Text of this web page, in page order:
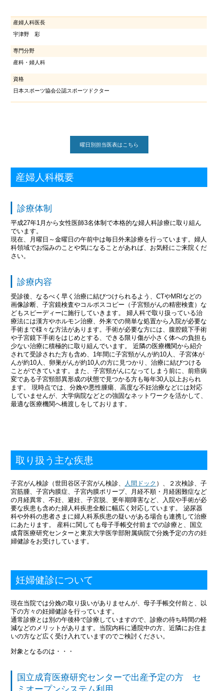
産婦人科医長
宇津野 彩
専門分野
産科・婦人科
資格
日本スポーツ協会公認スポーツドクター
曜日別担当医表はこちら
産婦人科概要
診療体制
平成27年1月から女性医師3名体制で本格的な婦人科診療に取り組ん
でいます。
現在、月曜日～金曜日の午前中は毎日外来診療を行っています。婦人
科領域でお悩みのことや気になることがあれば、お気軽にご来院くだ
さい。
診療内容
受診後、なるべく早く治療に結びつけられるよう、CTやMRIなどの
画像診断、子宮鏡検査やコルポスコピー（子宮頸がんの精密検査）な
どもスピーディーに施行していきます。 婦人科で取り扱っている治
療法には漢方やホルモン治療、外来での簡単な処置から入院が必要な
手術まで様々な方法があります。手術が必要な方には、腹腔鏡下手術
や子宮鏡下手術をはじめとする、できる限り傷が小さく体への負担も
少ない治療に積極的に取り組んでいます。 近隣の医療機関から紹介
されて受診された方も含め、1年間に子宮頸がんが約10人、子宮体が
んが約10人、卵巣がんが約10人の方に見つかり、治療に結びつける
ことができています。また、子宮頸がんになってしまう前に、前癌病
変である子宮頸部異形成の状態で見つかる方も毎年30人以上おられ
ます。 現時点では、分娩や悪性腫瘍、高度な不妊治療などには対応
していませんが、大学病院などとの強固なネットワークを活かして、
最適な医療機関へ橋渡しをしております。
取り扱う主な疾患
子宮がん検診（世田谷区子宮がん検診、 人間ドック ）、２次検診、子
宮筋腫、子宮内膜症、子宮内膜ポリープ、月経不順・月経困難症など
の月経異常、不妊、避妊、子宮脱、更年期障害など、入院や手術が必
要な疾患も含めた婦人科疾患全般に幅広く対応しています。 泌尿器
科や外科の患者さまに婦人科系疾患の疑いがある場合も連携して治療
にあたります。 産科に関しても母子手帳交付前までの診療と、国立
成育医療研究センターと東京大学医学部附属病院で分娩予定の方の妊
婦健診をお受けしています。
妊婦健診について
現在当院では分娩の取り扱いがありませんが、母子手帳交付前と、以
下の方々の妊婦健診を行っています。
通常診療とは別の午後枠で診療していますので、診療の待ち時間の軽
減などのメリットがあります。当院内科に通院中の方、近隣にお住ま
いの方など広く受け入れていますのでご検討ください。
対象となるのは・・・
国立成育医療研究センターで出産予定の方 セ